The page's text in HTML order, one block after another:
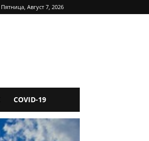
Пятница, Август 7, 2026
COVID-19